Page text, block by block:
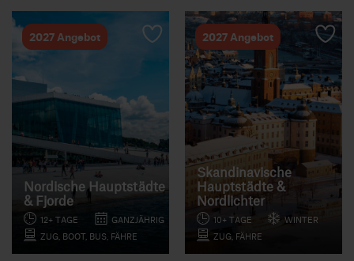
2027 Angebot
Nordische Hauptstädte
& Fjorde
12+ TAGE
GANZJÄHRIG
ZUG, BOOT, BUS, FÄHRE
2027 Angebot
Skandinavische
Hauptstädte &
Nordlichter
10+ TAGE
WINTER
ZUG, FÄHRE